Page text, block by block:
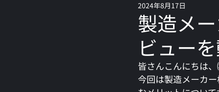
製造メ
ビュー
2024年8月17日
皆さんこんにちは
今回は製造メーカ